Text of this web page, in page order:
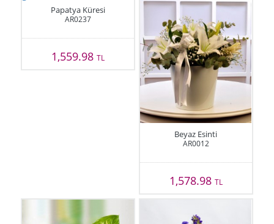
Papatya Küresi
AR0237
1,559.98TL
Beyaz Esinti
AR0012
1,578.98 TL